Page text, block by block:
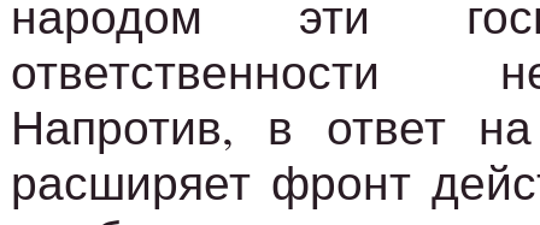
народом эти
ответственности
Напротив, в ответ
расширяет фронт